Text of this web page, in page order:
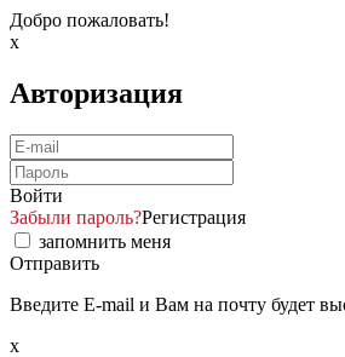
Добро пожаловать!
x
Авторизация
Войти
Забыли пароль?Регистрация
запомнить меня
Отправить
Введите E-mail и Вам на почту будет
x